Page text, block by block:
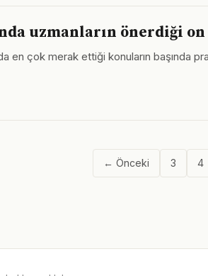
uzmanların önerdiği
en çok merak ettiği konuların
← Önceki 3 4